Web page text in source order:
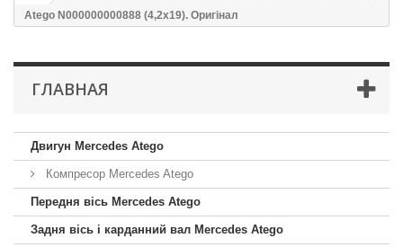
Atego N000000000888 (4,2x19). Оригінал
ГЛАВНАЯ
Двигун Mercedes Atego
Компресор Mercedes Atego
Передня вісь Mercedes Atego
Задня вісь і карданний вал Mercedes Atego